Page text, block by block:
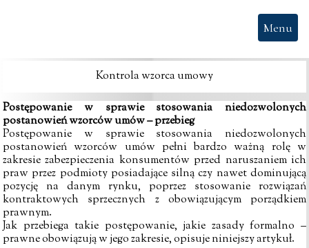
Menu
Kontrola wzorca umowy
Postępowanie w sprawie stosowania niedozwolonych
postanowień wzorców umów – przebieg
Postępowanie w sprawie stosowania niedozwolonych
postanowień wzorców umów pełni bardzo ważną rolę w
zakresie zabezpieczenia konsumentów przed naruszaniem ich
praw przez podmioty posiadające silną czy nawet dominującą
pozycję na danym rynku, poprzez stosowanie rozwiązań
kontraktowych sprzecznych z obowiązującym porządkiem
prawnym.
Jak przebiega takie postępowanie, jakie zasady formalno –
prawne obowiązują w jego zakresie, opisuje niniejszy artykuł.